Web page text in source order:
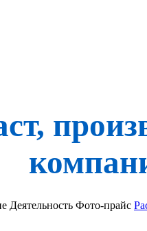
Деятельность Фото-прайс